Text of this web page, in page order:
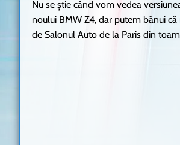
Nu se știe când vom vedea
noului BMW Z4, dar putem bănui
de Salonul Auto de la Paris din